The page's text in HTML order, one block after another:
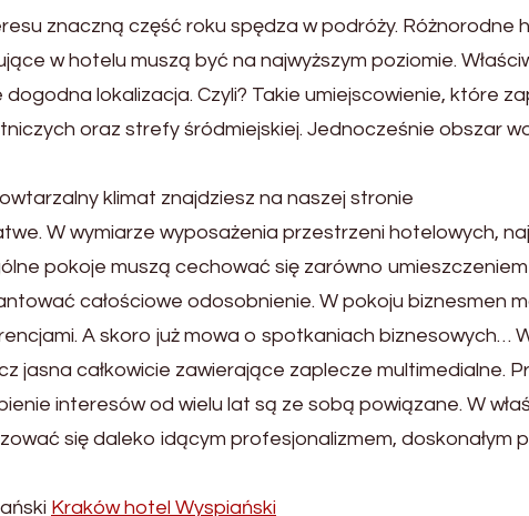
znaczną część roku spędza w podróży. Różnorodne
w hotelu muszą być na najwyższym poziomie.
lokalizacja. Czyli? Takie umiejscowienie, które
oraz strefy śródmiejskiej. Jednocześnie obszar
klimat znajdziesz na naszej stronie
W wymiarze wyposażenia przestrzeni hotelowych,
pokoje muszą cechować się zarówno
całościowe odosobnienie. W pokoju biznesmen
A skoro już mowa o spotkaniach biznesowych…
jasna całkowicie zawierające zaplecze multimedialne.
interesów od wielu lat są ze sobą powiązane. W
się daleko idącym profesjonalizmem, doskonałym
Kraków hotel Wyspiański